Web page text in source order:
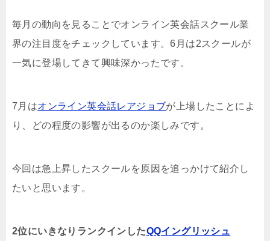
毎月の動向を見ることでオンライン英会話スクール業
界の注目度をチェックしています。6月は2スクールが
一気に登場してきて興味深かったです。
7月はオンライン英会話レアジョブが上場したことによ
り、どの程度の影響が出るのか楽しみです。
今回は急上昇したスクールを原因を追っかけて紹介し
たいと思います。
2位にいきなりランクインしたQQイングリッシュ